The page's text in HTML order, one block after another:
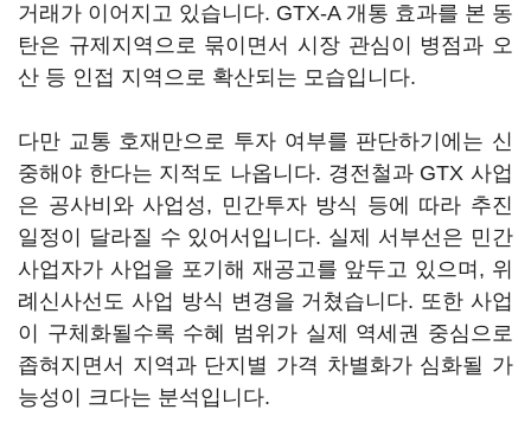
거래가 이어지고 있습니다. GTX-A 개통 효과를 본 동
탄은 규제지역으로 묶이면서 시장 관심이 병점과 오
산 등 인접 지역으로 확산되는 모습입니다.
다만 교통 호재만으로 투자 여부를 판단하기에는 신
중해야 한다는 지적도 나옵니다. 경전철과 GTX 사업
은 공사비와 사업성, 민간투자 방식 등에 따라 추진
일정이 달라질 수 있어서입니다. 실제 서부선은 민간
사업자가 사업을 포기해 재공고를 앞두고 있으며, 위
례신사선도 사업 방식 변경을 거쳤습니다. 또한 사업
이 구체화될수록 수혜 범위가 실제 역세권 중심으로
좁혀지면서 지역과 단지별 가격 차별화가 심화될 가
능성이 크다는 분석입니다.